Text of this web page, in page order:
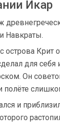
Икар
Навкраты.
острова Крит
для себя
Он
полёте
и